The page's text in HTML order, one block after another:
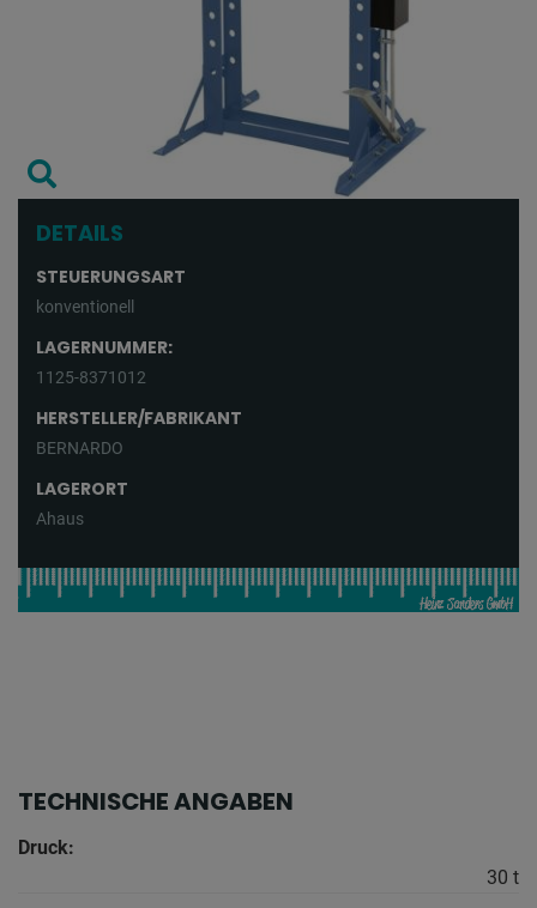
DETAILS
STEUERUNGSART
konventionell
LAGERNUMMER:
1125-8371012
HERSTELLER/FABRIKANT
BERNARDO
LAGERORT
Ahaus
TECHNISCHE ANGABEN
Druck:
30 t